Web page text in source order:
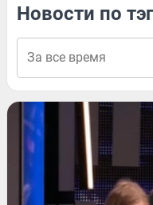
Новости по